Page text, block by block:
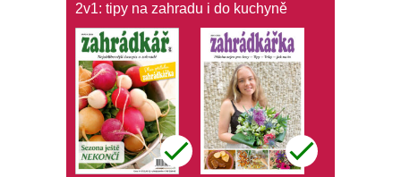
2v1: tipy na zahradu i do kuchyně